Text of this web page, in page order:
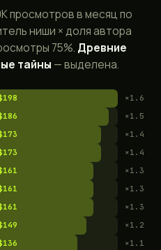
просмотров в месяц по
ниши × доля автора
75%. Древние
тайны — выделена.
×1.6
×1.5
×1.4
×1.4
×1.3
×1.3
×1.3
×1.2
×1.1